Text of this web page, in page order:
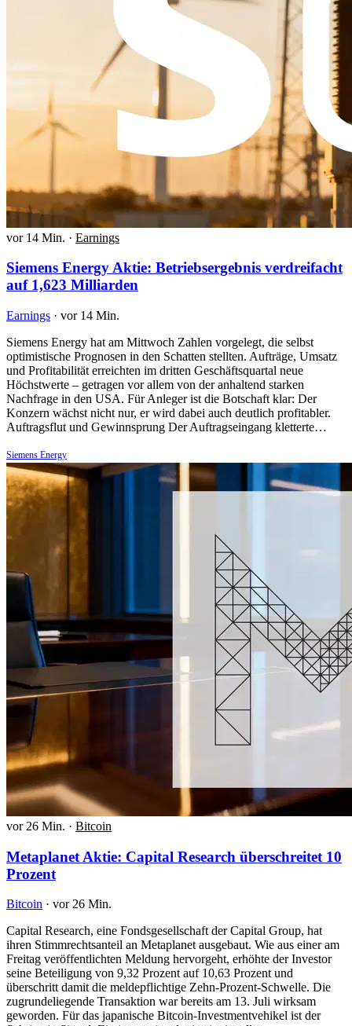
vor 14 Min. · Earnings
Siemens Energy Aktie: Betriebsergebnis verdreifacht
auf 1,623 Milliarden
Earnings · vor 14 Min.
Siemens Energy hat am Mittwoch Zahlen vorgelegt, die selbst
optimistische Prognosen in den Schatten stellten. Aufträge, Umsatz
und Profitabilität erreichten im dritten Geschäftsquartal neue
Höchstwerte – getragen vor allem von der anhaltend starken
Nachfrage in den USA. Für Anleger ist die Botschaft klar: Der
Konzern wächst nicht nur, er wird dabei auch deutlich profitabler.
Auftragsflut und Gewinnsprung Der Auftragseingang kletterte…
Siemens Energy
vor 26 Min. · Bitcoin
Metaplanet Aktie: Capital Research überschreitet 10
Prozent
Bitcoin · vor 26 Min.
Capital Research, eine Fondsgesellschaft der Capital Group, hat
ihren Stimmrechtsanteil an Metaplanet ausgebaut. Wie aus einer am
Freitag veröffentlichten Meldung hervorgeht, erhöhte der Investor
seine Beteiligung von 9,32 Prozent auf 10,63 Prozent und
überschritt damit die meldepflichtige Zehn-Prozent-Schwelle. Die
zugrundeliegende Transaktion war bereits am 13. Juli wirksam
geworden. Für das japanische Bitcoin-Investmentvehikel ist der